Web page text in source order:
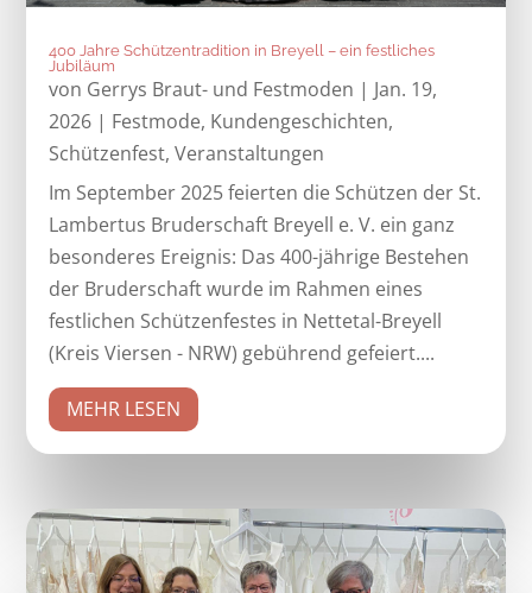
400 Jahre Schützentradition in Breyell – ein festliches
Jubiläum
von Gerrys Braut- und Festmoden | Jan. 19,
2026 | Festmode, Kundengeschichten,
Schützenfest,Veranstaltungen
Im September 2025 feierten die Schützen der St.
Lambertus Bruderschaft Breyell e. V. ein ganz
besonderes Ereignis: Das 400-jährige Bestehen
der Bruderschaft wurde im Rahmen eines
festlichen Schützenfestes in Nettetal-Breyell
(Kreis Viersen - NRW) gebührend gefeiert....
MEHR LESEN